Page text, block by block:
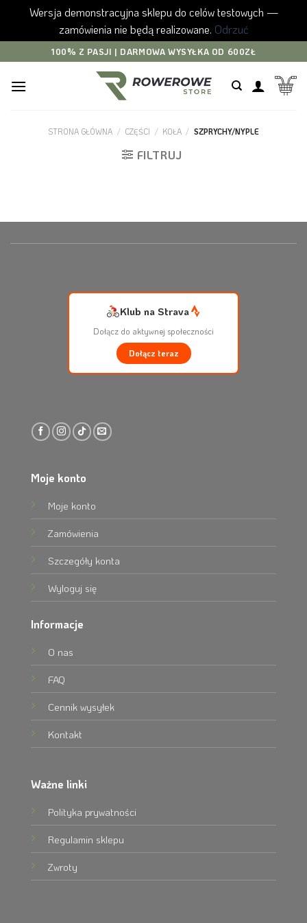
Wersja demonstracyjna sklepu do celów testowych —
zamówienia nie będą realizowane. Odrzuć
to
content
100% Z PASJI | DARMOWA WYSYŁKA OD 600ZŁ
STRONA GŁÓWNA / CZĘŚCI / KOŁA / SZPRYCHY/NYPLE
FILTRUJ
Klub na Strava
Dołącz do aktywnej społeczności
Dołącz teraz
Moje konto
Moje konto
Zamówienia
Szczegóły konta
Wyloguj się
Informacje
O nas
FAQ
Cennik wysyłek
Kontakt
Ważne linki
Polityka prywatności
Regulamin sklepu
Zwroty